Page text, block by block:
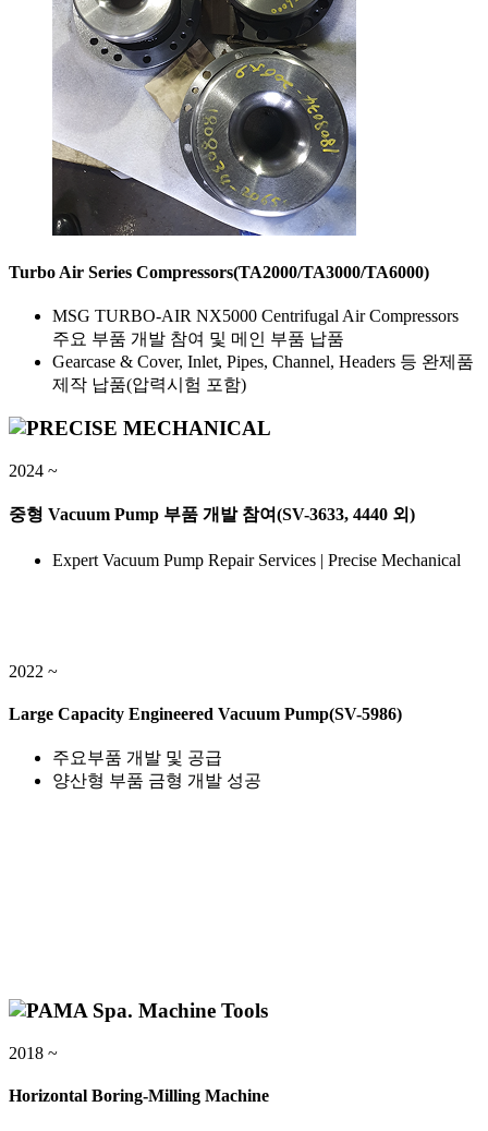
Turbo Air Series Compressors(TA2000/TA3000/TA6000)
MSG TURBO-AIR NX5000 Centrifugal Air Compressors
주요 부품 개발 참여 및 메인 부품 납품
Gearcase & Cover, Inlet, Pipes, Channel, Headers 등 완제품
제작 납품(압력시험 포함)
2024 ~
중형 Vacuum Pump 부품 개발 참여(SV-3633, 4440 외)
Expert Vacuum Pump Repair Services | Precise Mechanical
2022 ~
Large Capacity Engineered Vacuum Pump(SV-5986)
주요부품 개발 및 공급
양산형 부품 금형 개발 성공
2018 ~
Horizontal Boring-Milling Machine